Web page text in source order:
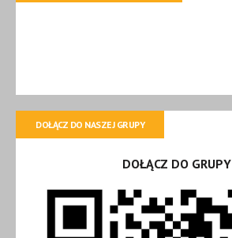
DOŁĄCZ DO NASZEJ GRUPY
DOŁĄCZ DO GRUPY